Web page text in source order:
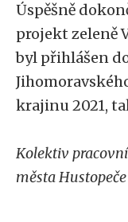
Úspěšně
projekt zeleně
byl přihlášen
krajinu 2021,
Kolektiv
města Hustopeče